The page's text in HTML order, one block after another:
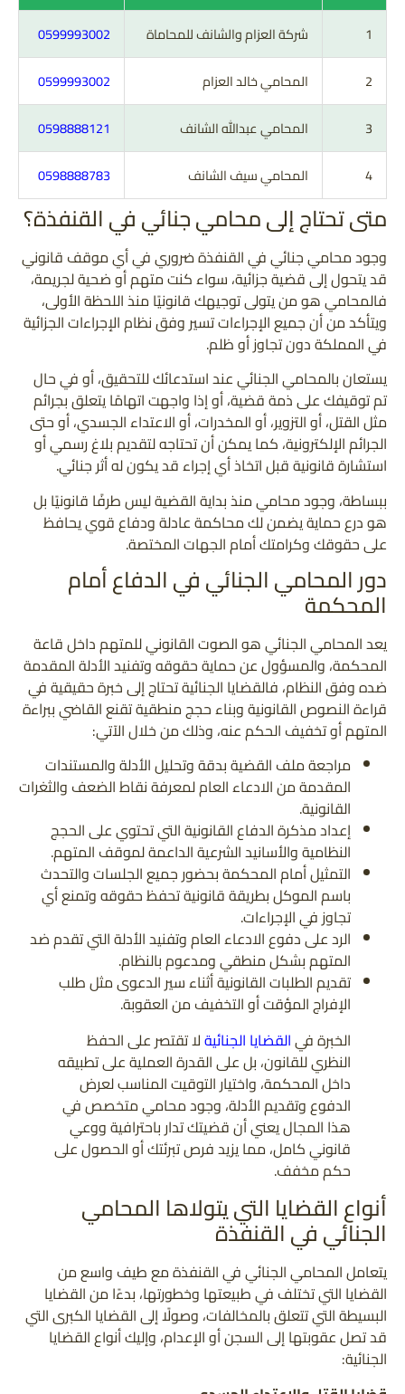
1 شركة العزام والشانف للمحاماة
0599993002
2
المحامي خالد العزام
0599993002
3
المحامي عبدالله الشانف
0598888121
4
المحامي سيف الشانف 0598888783
متى تحتاج إلى محامي جنائي في القنفذة؟
وجود محامي جنائي في القنفذة ضروري في أي موقف قانوني
قد يتحول إلى قضية جزائية، سواء كنت متهم أو ضحية لجريمة،
فالمحامي هو من يتولى توجيهك قانونيًا منذ اللحظة الأولى،
ويتأكد من أن جميع الإجراءات تسير وفق نظام الإجراءات الجزائية
في المملكة دون تجاوز أو ظلم.
يستعان بالمحامي الجنائي عند استدعائك للتحقيق، أو في حال
تم توقيفك على ذمة قضية، أو إذا واجهت اتهامًا يتعلق بجرائم
مثل القتل، أو التزوير، أو المخدرات، أو الاعتداء الجسدي، أو حتى
الجرائم الإلكترونية، كما يمكن أن تحتاجه لتقديم بلاغ رسمي أو
استشارة قانونية قبل اتخاذ أي إجراء قد يكون له أثر جنائي.
ببساطة، وجود محامي منذ بداية القضية ليس طرفًا قانونيًا بل
هو درع حماية يضمن لك محاكمة عادلة ودفاع قوي يحافظ
على حقوقك وكرامتك أمام الجهات المختصة.
دور المحامي الجنائي في الدفاع أمام
المحكمة
يعد المحامي الجنائي هو الصوت القانوني للمتهم داخل قاعة
المحكمة، والمسؤول عن حماية حقوقه وتفنيد الأدلة المقدمة
ضده وفق النظام، فالقضايا الجنائية تحتاج إلى خبرة حقيقية في
قراءة النصوص القانونية وبناء حجج منطقية تقنع القاضي ببراءة
المتهم أو تخفيف الحكم عنه، وذلك من خلال الآتي:
مراجعة ملف القضية بدقة وتحليل الأدلة والمستندات
المقدمة من الادعاء العام لمعرفة نقاط الضعف والثغرات
القانونية.
إعداد مذكرة الدفاع القانونية التي تحتوي على الحجج
النظامية والأسانيد الشرعية الداعمة لموقف المتهم.
التمثيل أمام المحكمة بحضور جميع الجلسات والتحدث
باسم الموكل بطريقة قانونية تحفظ حقوقه وتمنع أي
تجاوز في الإجراءات.
الرد على دفوع الادعاء العام وتفنيد الأدلة التي تقدم ضد
المتهم بشكل منطقي ومدعوم بالنظام.
تقديم الطلبات القانونية أثناء سير الدعوى مثل طلب
الإفراج المؤقت أو التخفيف من العقوبة.
الخبرة فيالقضايا الجنائيةلا تقتصر على الحفظ
النظري للقانون، بل على القدرة العملية على تطبيقه
داخل المحكمة، واختيار التوقيت المناسب لعرض
الدفوع وتقديم الأدلة، وجود محامي متخصص في
هذا المجال يعني أن قضيتك تدار باحترافية ووعي
قانوني كامل، مما يزيد فرص تبرئتك أو الحصول على
حكم مخفف.
أنواع القضايا التي يتولاها المحامي
الجنائي في القنفذة
يتعامل المحامي الجنائي في القنفذة مع طيف واسع من
القضايا التي تختلف في طبيعتها وخطورتها، بدءًا من القضايا
البسيطة التي تتعلق بالمخالفات، وصولًا إلى القضايا الكبرى التي
قد تصل عقوبتها إلى السجن أو الإعدام، وإليك أنواع القضايا
الجنائية: